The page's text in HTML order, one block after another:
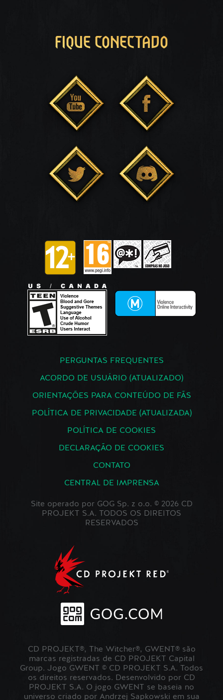
FIQUE CONECTADO
PERGUNTAS FREQUENTES
ACORDO DE USUÁRIO (ATUALIZADO)
ORIENTAÇÕES PARA CONTEÚDO DE FÃS
POLÍTICA DE PRIVACIDADE (ATUALIZADA)
POLÍTICA DE COOKIES
DECLARAÇÃO DE COOKIES
CONTATO
CENTRAL DE IMPRENSA
Site operado por GOG Sp. z o.o. © 2026 CD
PROJEKT S.A. TODOS OS DIREITOS
RESERVADOS
CD PROJEKT®, The Witcher®, GWENT® são
marcas registradas de CD PROJEKT Capital
Group. Jogo GWENT © CD PROJEKT S.A. Todos
os direitos reservados. Desenvolvido por CD
PROJEKT S.A. O jogo GWENT se baseia no
universo criado por Andrzej Sapkowski em sua